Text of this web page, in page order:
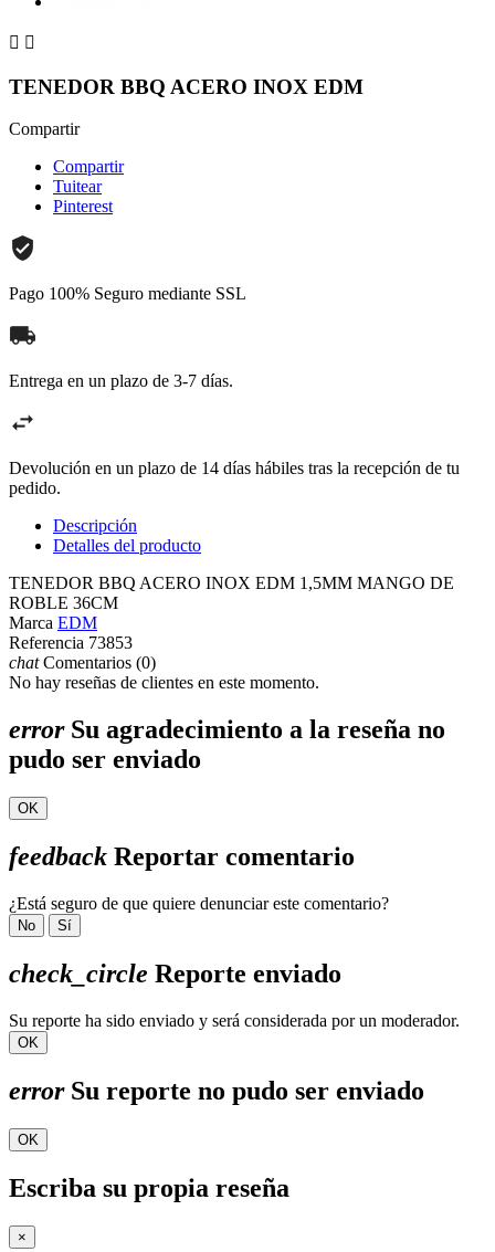
 
TENEDOR BBQ ACERO INOX EDM
Compartir
Compartir
Tuitear
Pinterest
Pago 100% Seguro mediante SSL
Entrega en un plazo de 3-7 días.
Devolución en un plazo de 14 días hábiles tras la recepción de tu
pedido.
Descripción
Detalles del producto
TENEDOR BBQ ACERO INOX EDM 1,5MM MANGO DE
ROBLE 36CM
Marca EDM
Referencia 73853
chatComentarios (0)
No hay reseñas de clientes en este momento.
errorSu agradecimiento a la reseña no
pudo ser enviado
OK
feedback Reportar comentario
¿Está seguro de que quiere denunciar este comentario?
No Sí
check_circle Reporte enviado
Su reporte ha sido enviado y será considerada por un moderador.
OK
errorSu reporte no pudo ser enviado
OK
Escriba su propia reseña
×